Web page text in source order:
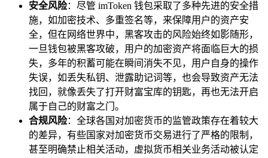
安全风险：尽管 imToken 钱包采取了多种先进的安全措
施，如加密技术、多重签名等，来保障用户的资产安
全，但在网络世界中，黑客攻击的风险始终如影随形，
一旦钱包被黑客攻破，用户的加密资产将面临巨大的损
失，多年的积蓄可能在瞬间消失不见，用户自身的操作
失误，如丢失私钥、泄露助记词等，也会导致资产无法
找回，就像丢失了打开财富宝库的钥匙，再也无法开启
属于自己的财富之门。
合规风险：全球各国对加密货币的监管政策存在着较大
的差异，有些国家对加密货币交易进行了严格的限制，
甚至明确禁止相关活动，虚拟货币相关业务活动被认定